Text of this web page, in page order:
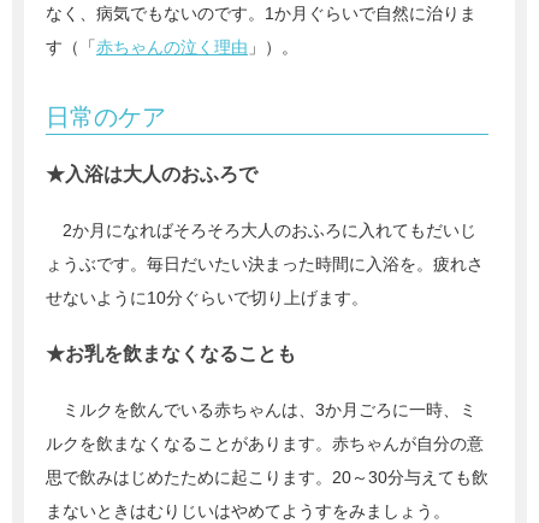
なく、病気でもないのです。1か月ぐらいで自然に治りま
す（「赤ちゃんの泣く理由 」）。
日常のケア
★入浴は大人のおふろで
2か月になればそろそろ大人のおふろに入れてもだいじ
ょうぶです。毎日だいたい決まった時間に入浴を。疲れさ
せないように10分ぐらいで切り上げます。
★お乳を飲まなくなることも
ミルクを飲んでいる赤ちゃんは、3か月ごろに一時、ミ
ルクを飲まなくなることがあります。赤ちゃんが自分の意
思で飲みはじめたために起こります。20～30分与えても飲
まないときはむりじいはやめてようすをみましょう。